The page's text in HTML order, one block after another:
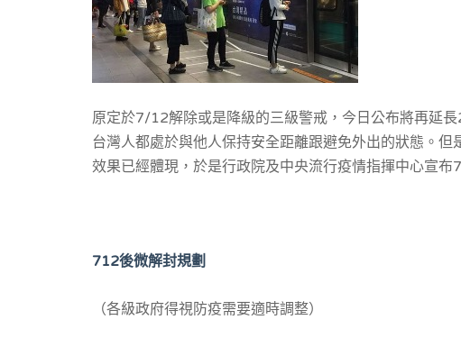
原定於7/12解除或是降級的三級警戒，今日公布將再延
台灣人都處於與他人保持安全距離跟避免外出的狀態。
效果已經體現，於是行政院及中央流行疫情指揮中心宣
712後微解封規劃
（各級政府得視防疫需要適時調整）